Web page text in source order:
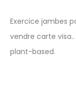
Exercice jambes
vendre carte
plant-based.